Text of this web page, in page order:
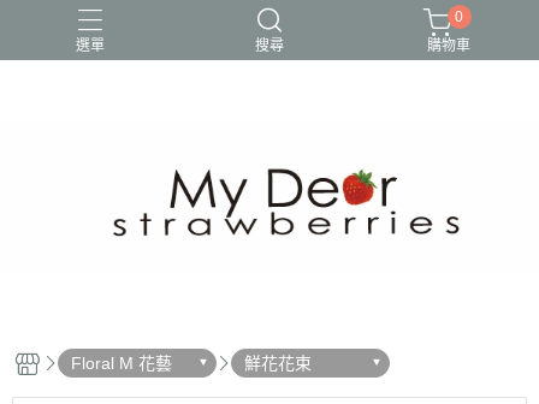
選單 搜尋
0
購物車
Floral M 花藝 鮮花花束